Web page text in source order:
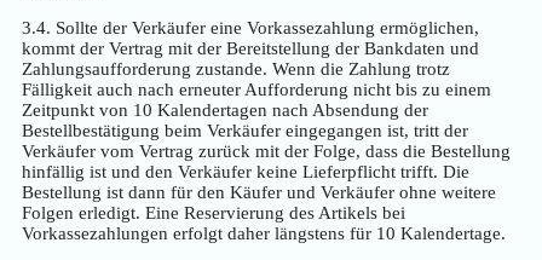
3.4. Sollte der Verkäufer eine Vorkassezahlung ermöglichen,
kommt der Vertrag mit der Bereitstellung der Bankdaten und
Zahlungsaufforderung zustande. Wenn die Zahlung trotz
Fälligkeit auch nach erneuter Aufforderung nicht bis zu einem
Zeitpunkt von 10 Kalendertagen nach Absendung der
Bestellbestätigung beim Verkäufer eingegangen ist, tritt der
Verkäufer vom Vertrag zurück mit der Folge, dass die Bestellung
hinfällig ist und den Verkäufer keine Lieferpflicht trifft. Die
Bestellung ist dann für den Käufer und Verkäufer ohne weitere
Folgen erledigt. Eine Reservierung des Artikels bei
Vorkassezahlungen erfolgt daher längstens für 10 Kalendertage.